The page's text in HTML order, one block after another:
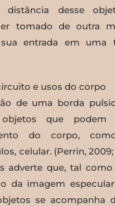
distância desse
tomado de outra
sua entrada em uma
e usos do corpo
de uma borda
que podem
do corpo,
celular. (Perrin, 2009;
adverte que, tal
da imagem
se acompanha